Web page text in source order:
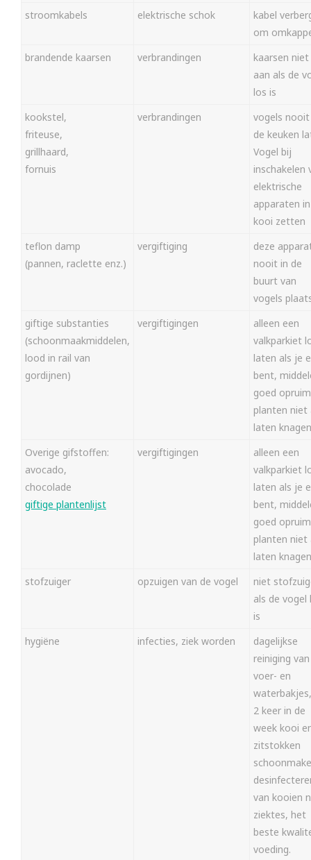
stroomkabels elektrische schok
kabel
om
brandende kaarsen
verbrandingen
kaarsen niet
aan als de
los is
kookstel,
friteuse,
grillhaard,
fornuis
verbrandingen
vogels
de keuken
Vogel bij
inschakelen
elektrische
apparaten
kooi zetten
teflon damp
(pannen, raclette enz.)
vergiftiging
deze
nooit in de
buurt van
vogels
giftige substanties
(schoonmaakmiddelen,
lood in rail van
gordijnen)
vergiftigingen
alleen een
valkparkiet
laten als je
bent,
goed
planten niet
laten knagen
Overige gifstoffen:
avocado,
chocolade
giftige plantenlijst
vergiftigingen
alleen een
valkparkiet
laten als je
bent,
goed
planten niet
laten knagen
stofzuiger
opzuigen van de vogel
niet
als de vogel
is
hygiëne
infecties, ziek worden
dagelijkse
reiniging van
voer- en
2 keer in de
week kooi
zitstokken
van kooien
ziektes, het
beste
voeding.